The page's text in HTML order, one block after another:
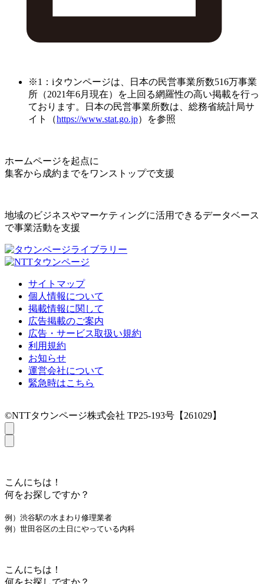
※1：iタウンページは、日本の民営事業所数516万事業
所（2021年6月現在）を上回る網羅性の高い掲載を行っ
ております。日本の民営事業所数は、総務省統計局サ
イト（https://www.stat.go.jp）を参照
ホームページを起点に
集客から成約までをワンストップで支援
地域のビジネスやマーケティングに活用できるデータベース
で事業活動を支援
サイトマップ
個人情報について
掲載情報に関して
広告掲載のご案内
広告・サービス取扱い規約
利用規約
お知らせ
運営会社について
緊急時はこちら
©NTTタウンページ株式会社 TP25-193号【261029】
こんにちは！
何をお探しですか？
例）渋谷駅の水まわり修理業者
例）世田谷区の土日にやっている内科
こんにちは！
何をお探しですか？